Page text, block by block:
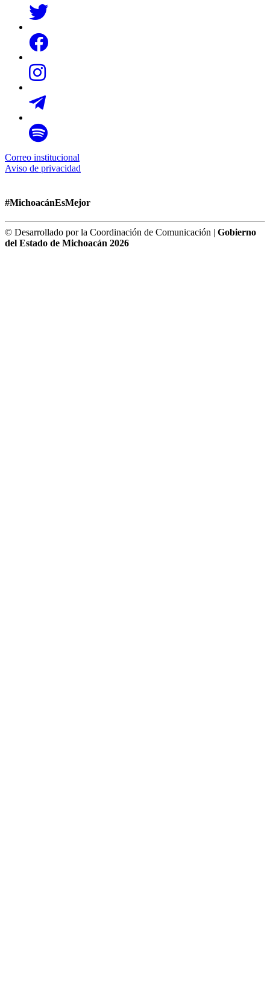
Correo institucional
Aviso de privacidad
#MichoacánEsMejor
© Desarrollado por la Coordinación de Comunicación | Gobierno
del Estado de Michoacán 2026